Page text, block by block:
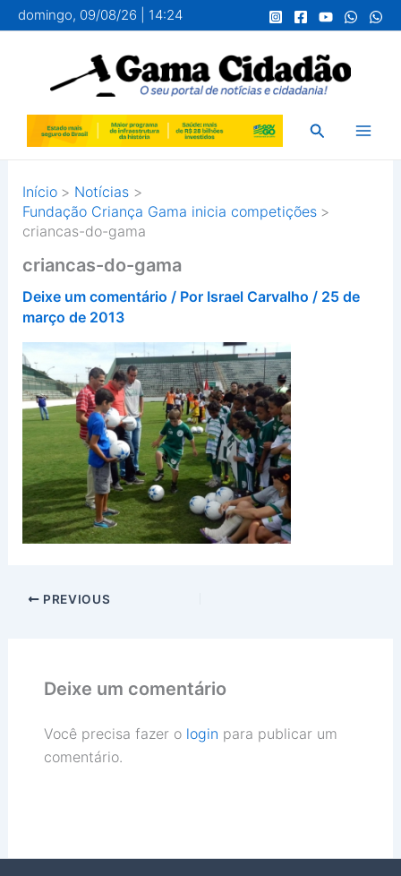
para
conteúdo
domingo, 09/08/26 | 14:24
Pesquisar
Início
Notícias
Fundação Criança Gama inicia competições
criancas-do-gama
criancas-do-gama
Deixe um comentário / Por Israel Carvalho / 25 de
março de 2013
PREVIOUS
Deixe um comentário
Você precisa fazer o login para publicar um
comentário.